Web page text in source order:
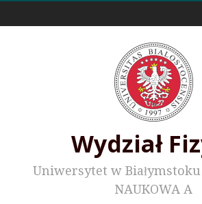
Wydział
Uniwersytet w Białymstoku
NAUKOWA A